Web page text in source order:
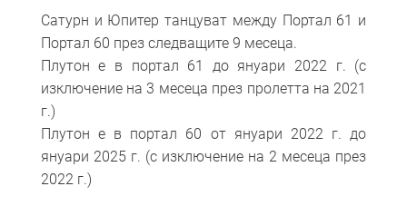
Сатурн и Юпитер танцуват между Портал 61 и
Портал 60 през следващите 9 месеца.
Плутон е в портал 61 до януари 2022 г. (с
изключение на 3 месеца през пролетта на 2021
г.)
Плутон е в портал 60 от януари 2022 г. до
януари 2025 г. (с изключение на 2 месеца през
2022 г.)